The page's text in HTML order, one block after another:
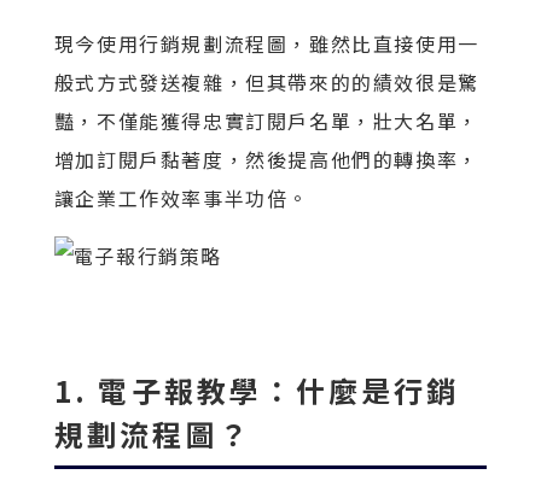
現今使用行銷規劃流程圖，雖然比直接使用一
般式方式發送複雜，但其帶來的的績效很是驚
豔，不僅能獲得忠實訂閱戶名單，壯大名單，
增加訂閱戶黏著度，然後提高他們的轉換率，
讓企業工作效率事半功倍。
1. 電子報教學：什麼是行銷
規劃流程圖？